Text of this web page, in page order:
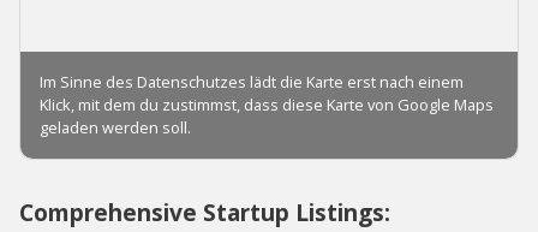
Comprehensive Startup Listings: